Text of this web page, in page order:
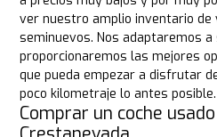
ver nuestro amplio inventario de
seminuevos. Nos adaptaremos
proporcionaremos las mejores
que pueda empezar a disfrutar
poco kilometraje lo antes posible.
Comprar un coche